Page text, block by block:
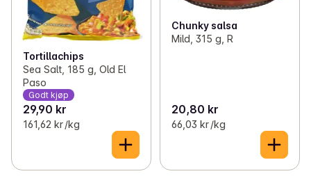
Tortillachips
Sea Salt, 185 g, Old El
Paso
Godt kjøp
29,90 kr
161,62 kr /kg
Chunky salsa
Mild, 315 g, R
20,80 kr
66,03 kr /kg